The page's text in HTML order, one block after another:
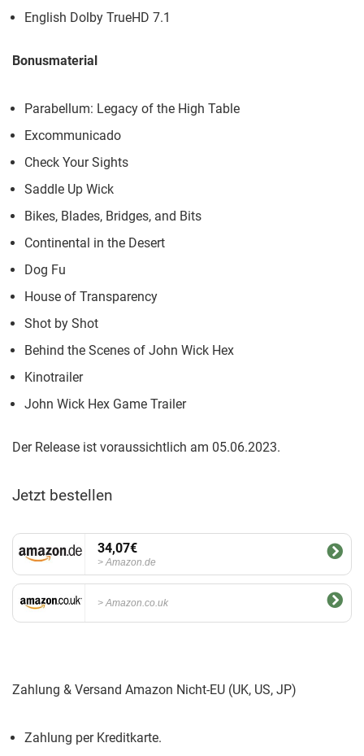
English Dolby TrueHD 7.1
Bonusmaterial
Parabellum: Legacy of the High Table
Excommunicado
Check Your Sights
Saddle Up Wick
Bikes, Blades, Bridges, and Bits
Continental in the Desert
Dog Fu
House of Transparency
Shot by Shot
Behind the Scenes of John Wick Hex
Kinotrailer
John Wick Hex Game Trailer
Der Release ist voraussichtlich am 05.06.2023.
Jetzt bestellen
34,07€
Amazon.de
Amazon.co.uk
Zahlung & Versand Amazon Nicht-EU (UK, US, JP)
Zahlung per Kreditkarte.